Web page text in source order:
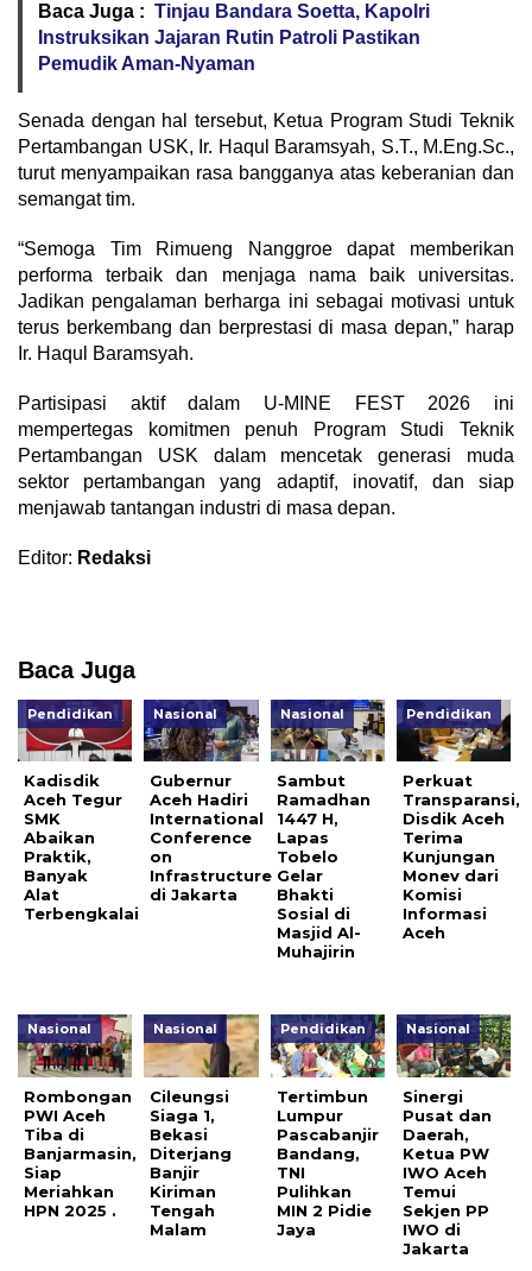
Baca Juga : Tinjau Bandara Soetta, Kapolri
Instruksikan Jajaran Rutin Patroli Pastikan
Pemudik Aman-Nyaman
​Senada dengan hal tersebut, Ketua Program Studi Teknik
Pertambangan USK, Ir. Haqul Baramsyah, S.T., M.Eng.Sc.,
turut menyampaikan rasa bangganya atas keberanian dan
semangat tim.
​“Semoga Tim Rimueng Nanggroe dapat memberikan
performa terbaik dan menjaga nama baik universitas.
Jadikan pengalaman berharga ini sebagai motivasi untuk
terus berkembang dan berprestasi di masa depan,” harap
Ir. Haqul Baramsyah.
​Partisipasi aktif dalam U-MINE FEST 2026 ini
mempertegas komitmen penuh Program Studi Teknik
Pertambangan USK dalam mencetak generasi muda
sektor pertambangan yang adaptif, inovatif, dan siap
menjawab tantangan industri di masa depan.
Editor: Redaksi
Baca Juga
Pendidikan
Kadisdik
Aceh Tegur
SMK
Abaikan
Praktik,
Banyak
Alat
Terbengkalai
Nasional
Gubernur
Aceh Hadiri
International
Conference
on
Infrastructure
di Jakarta
Nasional
Sambut
Ramadhan
1447 H,
Lapas
Tobelo
Gelar
Bhakti
Sosial di
Masjid Al-
Muhajirin
Pendidikan
Perkuat
Transparansi,
Disdik Aceh
Terima
Kunjungan
Monev dari
Komisi
Informasi
Aceh
Nasional
Rombongan
PWI Aceh
Tiba di
Banjarmasin,
Siap
Meriahkan
HPN 2025 .
Nasional
Cileungsi
Siaga 1,
Bekasi
Diterjang
Banjir
Kiriman
Tengah
Malam
Pendidikan
Tertimbun
Lumpur
Pascabanjir
Bandang,
TNI
Pulihkan
MIN 2 Pidie
Jaya
Nasional
Sinergi
Pusat dan
Daerah,
Ketua PW
IWO Aceh
Temui
Sekjen PP
IWO di
Jakarta